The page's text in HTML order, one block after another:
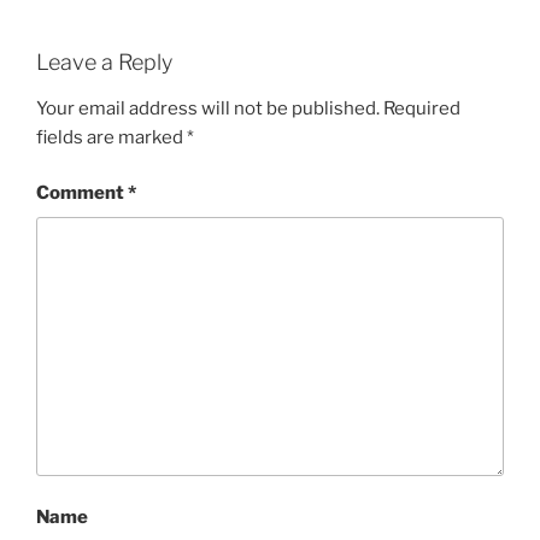
Leave a Reply
Your email address will not be published. Required
fields are marked *
Comment*
Name